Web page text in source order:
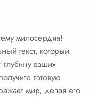
милосердия!
текст, который
глубину ваших
готовую
мир, делая его